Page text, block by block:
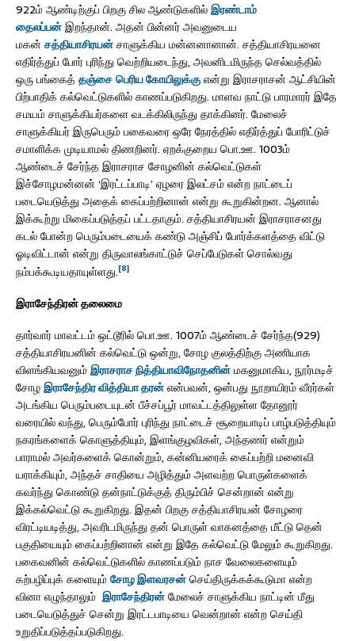
922ம் ஆண்டிற்குப் பிறகு சில ஆண்டுகளில்இரண்டாம்
தைலப்பன்இறந்தான். அதன் பின்னர் அவனுடைய
மகன் சத்தியாசிரயன்சாளுக்கிய மன்னனானான். சத்தியாசிரயனை
எதிர்த்துப் போர் புரிந்து வெற்றியடைந்து, அவனிடமிருந்த செல்வத்தில்
ஒரு பங்கைத் தஞ்சைபெரிய கோயிலுக்குஎன்று இராசராசன் ஆட்சியின்
பிற்பாதிக் கல்வெட்டுகளில் காணப்படுகிறது. மாளவ நாட்டு பாரமாரர் இதே
சமயம் சாளுக்கியர்களை வடக்கிலிருந்து தாக்கினர். மேலைச்
சாளுக்கியர் இருபெரும் பகைவரை ஒரே நேரத்தில் எதிர்த்துப் போரிட்டுச்
சமாளிக்க முடியாமல் திணறினர். ஏறக்குறைய பொ.ஊ. 1003ம்
ஆண்டைச் சேர்ந்த இராசராச சோழனின் கல்வெட்டுகள்
இச்சோழமன்னன் ‘இரட்டப்பாடி’ ஏழரை இலட்சம் என்ற நாட்டைப்
படையெடுத்து அதைக் கைப்பற்றினான் என்று கூறுகின்றன. ஆனால்
இக்கூற்று மிகைப்படுத்தப் பட்டதாகும். சத்தியாசிரயன் இராசராசனது
கடல் போன்ற பெரும்படையைக் கண்டு அஞ்சிப் போர்க்களத்தை விட்டு
ஓடிவிட்டான் என்று திருவாலங்காட்டுச் செப்பேடுகள் சொல்வது
நம்பக்கூடியதாயுள்ளது.[8]
இராசேந்திரன் தலைமை
தார்வார் மாவட்டம் ஒட்டூரில் பொ.ஊ. 1007ம் ஆண்டைச் சேர்ந்த(929)
சத்தியாசிரயனின் கல்வெட்டு ஒன்று, சோழ குலத்திற்கு அணியாக
விளங்கியவனும்இராசராச நித்தியாவிநோதனின்மகனுமாகிய, நூர்மடிச்
சோழஇராசேந்திர வித்தியா தரன்என்பவன், ஒன்பது நூறாயிரம் வீரர்கள்
அடங்கிய பெரும்படையுடன் பீச்சப்பூர் மாவட்டத்திலுள்ள தோனூர்
வரையில் வந்து, பெரும்போர் புரிந்து நாட்டைச் சூறையாடிப் பாழ்படுத்தியும்
நகரங்களைக் கொளுத்தியும், இளங்குழவிகள், அந்தணர் என்றும்
பாராமல் அவர்களைக் கொன்றும், கன்னியரைக் கைப்பற்றி மனைவி
யராக்கியும், அந்தச் சாதியை அழித்தும் அளவற்ற பொருள்களைக்
கவர்ந்து கொண்டு தன்நாட்டுக்குத் திரும்பிச் சென்றான் என்று
இக்கல்வெட்டு கூறுகிறது. இதன் பிறகு சத்தியாசிரயன் சோழரை
விரட்டியடித்து, அவரிடமிருந்து தன் பொருள் வாகனத்தை மீட்டு தென்
பகுதியையும் கைப்பற்றினான் என்று இதே கல்வெட்டு மேலும் கூறுகிறது.
பகைவனின் கல்வெட்டுகளில் காணப்படும் நாச வேலைகளையும்
கற்பழிப்புக் களையும்சோழ இளவரசன்செய்திருக்கக்கூடுமா என்ற
வினா எழுந்தாலும் இராசேந்திரன்மேலைச் சாளுக்கிய நாட்டின் மீது
படையெடுத்துச் சென்று இரட்டபாடியை வென்றான் என்ற செய்தி
உறுதிப்படுத்தப்படுகிறது.